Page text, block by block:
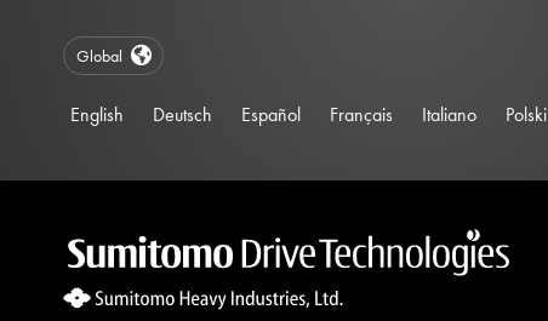
Global
English Deutsch Español Français Italiano Polski